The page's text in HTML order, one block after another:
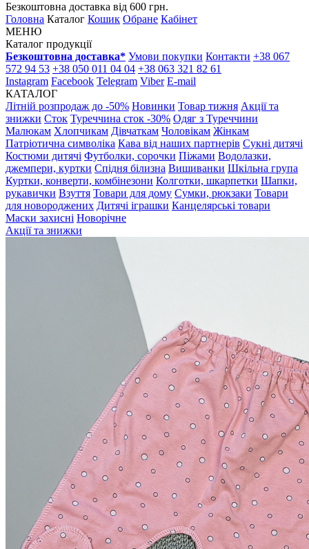
Безкоштовна доставка від 600 грн.
Головна Каталог Кошик Обране Кабінет
МЕНЮ
Каталог продукції
Безкоштовна доставка* Умови покупки Контакти +38 067
572 94 53 +38 050 011 04 04 +38 063 321 82 61
Instagram Facebook Telegram Viber E-mail
КАТАЛОГ
Літній розпродаж до -50% Новинки Товар тижня Акції та
знижки Сток Туреччина сток -30% Одяг з Туреччини
Малюкам Хлопчикам Дівчаткам Чоловікам Жінкам
Патріотична символіка Кава від наших партнерів Сукні дитячі
Костюми дитячі Футболки, сорочки Піжами Водолазки,
джемпери, куртки Спідня білизна Вишиванки Шкільна група
Куртки, конверти, комбінезони Колготки, шкарпетки Шапки,
рукавички Взуття Товари для дому Сумки, рюкзаки Товари
для новороджених Дитячі іграшки Канцелярські товари
Маски захисні Новорічне
Акції та знижки